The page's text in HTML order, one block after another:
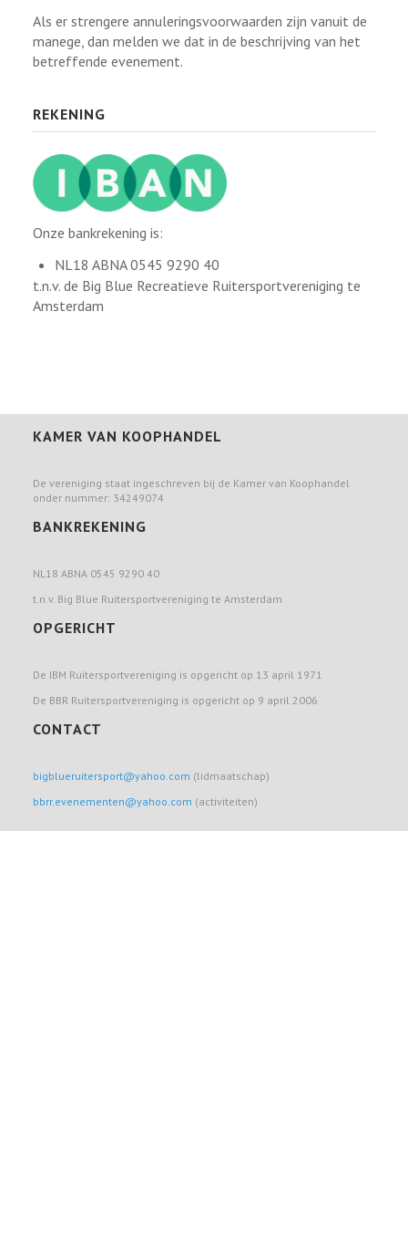
Als er strengere annuleringsvoorwaarden zijn vanuit de
manege, dan melden we dat in de beschrijving van het
betreffende evenement.
REKENING
Onze bankrekening is:
NL18 ABNA 0545 9290 40
t.n.v. de Big Blue Recreatieve Ruitersportvereniging te
Amsterdam
KAMER VAN KOOPHANDEL
De vereniging staat ingeschreven bij de Kamer van Koophandel
onder nummer: 34249074
BANKREKENING
NL18 ABNA 0545 9290 40
t.n.v. Big Blue Ruitersportvereniging te Amsterdam
OPGERICHT
De IBM Ruitersportvereniging is opgericht op 13 april 1971
De BBR Ruitersportvereniging is opgericht op 9 april 2006
CONTACT
bigblueruitersport@yahoo.com (lidmaatschap)
bbrr.evenementen@yahoo.com (activiteiten)